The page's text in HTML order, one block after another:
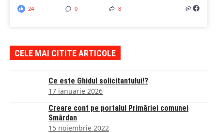
24 0 8
CELE MAI CITITE ARTICOLE
Ce este Ghidul solicitantului!?
17 ianuarie 2026
Creare cont pe portalul Primăriei comunei
Smârdan
15 noiembrie 2022